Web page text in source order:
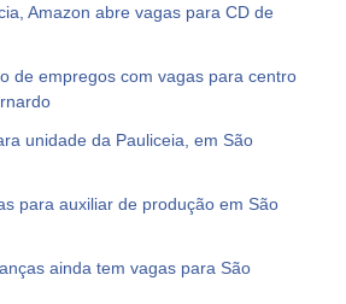
Amazon abre vagas para CD de
de empregos com vagas para centro
unidade da Pauliceia, em São
para auxiliar de produção em São
ainda tem vagas para São